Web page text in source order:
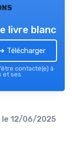
livre blanc
Télécharger
contacté(e) à
et ses
le 12/06/2025